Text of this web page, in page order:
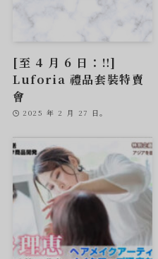
[至 4 月 6 日：‼︎]
Luforia 禮品套裝特賣
會
2025 年 2 月 27 日。